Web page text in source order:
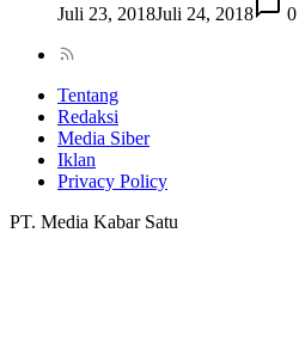
Juli 23, 2018Juli 24, 2018 0
Tentang
Redaksi
Media Siber
Iklan
Privacy Policy
PT. Media Kabar Satu